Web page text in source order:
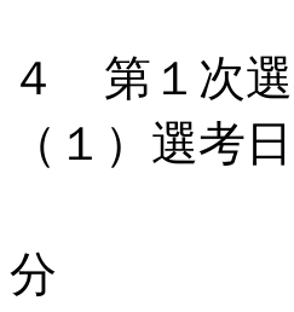
４ 第１次
（１）選
受 付
分